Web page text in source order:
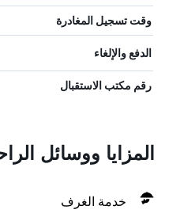
وقت تسجيل المغادرة
الدفع والإلغاء
رقم مكتب الاستقبال
المزايا ووسائل
خدمة الغرف